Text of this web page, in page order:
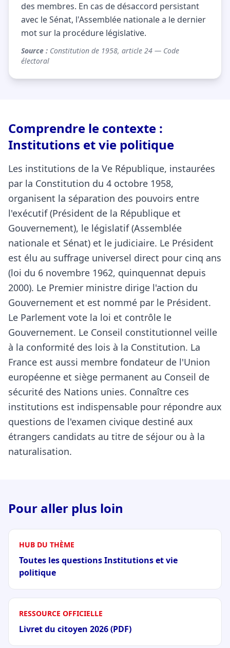
des membres. En cas de désaccord persistant
avec le Sénat, l'Assemblée nationale a le dernier
mot sur la procédure législative.
Source : Constitution de 1958, article 24 — Code
électoral
Comprendre le contexte :
Institutions et vie politique
Les institutions de la Ve République, instaurées
par la Constitution du 4 octobre 1958,
organisent la séparation des pouvoirs entre
l'exécutif (Président de la République et
Gouvernement), le législatif (Assemblée
nationale et Sénat) et le judiciaire. Le Président
est élu au suffrage universel direct pour cinq ans
(loi du 6 novembre 1962, quinquennat depuis
2000). Le Premier ministre dirige l'action du
Gouvernement et est nommé par le Président.
Le Parlement vote la loi et contrôle le
Gouvernement. Le Conseil constitutionnel veille
à la conformité des lois à la Constitution. La
France est aussi membre fondateur de l'Union
européenne et siège permanent au Conseil de
sécurité des Nations unies. Connaître ces
institutions est indispensable pour répondre aux
questions de l'examen civique destiné aux
étrangers candidats au titre de séjour ou à la
naturalisation.
Pour aller plus loin
HUB DU THÈME
Toutes les questions Institutions et vie
politique
RESSOURCE OFFICIELLE
Livret du citoyen 2026 (PDF)